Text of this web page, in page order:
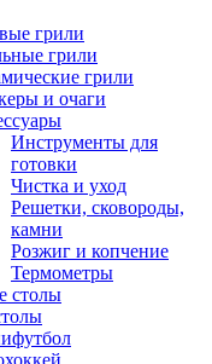
грили
грили
грили
и очаги
Инструменты для
готовки
Чистка и уход
Решетки, сковороды,
камни
Розжиг и копчение
Термометры